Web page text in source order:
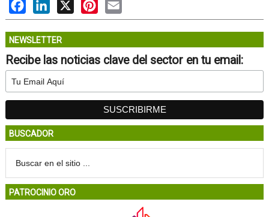
FacebookLinkedIn Pinterest
NEWSLETTER
Recibe las noticias clave del sector en tu email:
BUSCADOR
PATROCINIO ORO